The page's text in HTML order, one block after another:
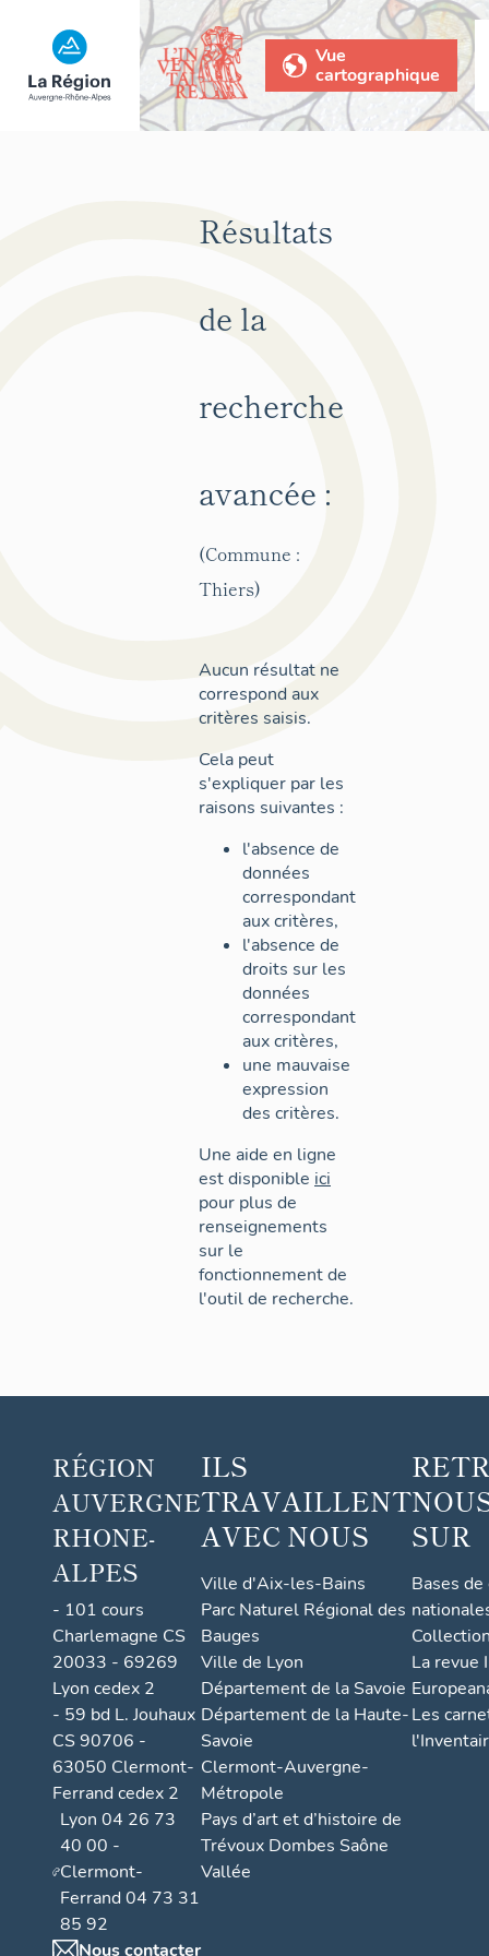
Vue
cartographique
Résultats
de la
recherche
avancée :
(Commune :
Thiers)
Aucun résultat ne
correspond aux
critères saisis.
Cela peut
s'expliquer par les
raisons suivantes :
l'absence de
données
correspondant
aux critères,
l'absence de
droits sur les
données
correspondant
aux critères,
une mauvaise
expression
des critères.
Une aide en ligne
est disponible ici
pour plus de
renseignements
sur le
fonctionnement de
l'outil de recherche.
RÉGION
AUVERGNE
RHONE-
ALPES
- 101 cours
Charlemagne CS
20033 - 69269
Lyon cedex 2
- 59 bd L. Jouhaux
CS 90706 -
63050 Clermont-
Ferrand cedex 2
Lyon 04 26 73
40 00 -
Clermont-
Ferrand 04 73 31
85 92
Nous contacter
ILS
TRAVAILLENT
AVEC NOUS
Ville d'Aix-les-Bains
Parc Naturel Régional des
Bauges
Ville de Lyon
Département de la Savoie
Département de la Haute-
Savoie
Clermont-Auvergne-
Métropole
Pays d’art et d’histoire de
Trévoux Dombes Saône
Vallée
SUR
Bases
La revue
Les